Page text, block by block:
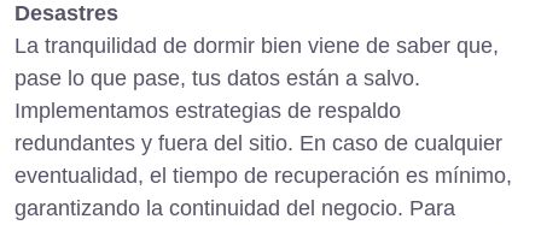
Desastres
La tranquilidad de dormir bien viene de saber que,
pase lo que pase, tus datos están a salvo.
Implementamos estrategias de respaldo
redundantes y fuera del sitio. En caso de cualquier
eventualidad, el tiempo de recuperación es mínimo,
garantizando la continuidad del negocio. Para